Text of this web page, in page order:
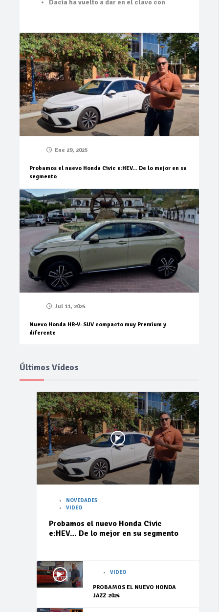
Dacia ha vuelto a dar en el clavo con
Ene 29, 2025
Probamos el nuevo Honda Civic e:HEV… De lo mejor en su
segmento
Jul 11, 2024
Nuevo Honda HR-V: SUV compacto muy Premium y
diferente
Últimos Vídeos
NOVEDADES
VIDEO
Probamos el nuevo Honda Civic
e:HEV… De lo mejor en su segmento
VIDEO
PROBAMOS EL NUEVO HONDA
JAZZ 2024